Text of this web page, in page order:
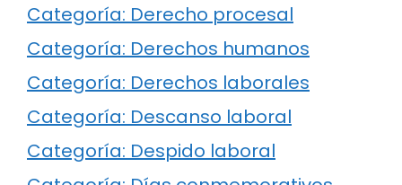
Categoría: Derecho procesal
Categoría: Derechos humanos
Categoría: Derechos laborales
Categoría: Descanso laboral
Categoría: Despido laboral